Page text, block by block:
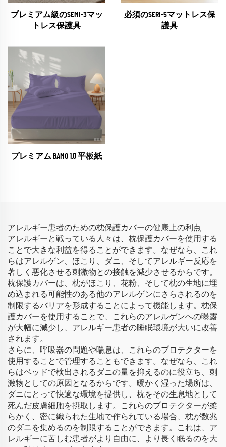
プレミアム級のSEMI-3マッ
トレス保護具
必須のSERI-5マットレス保
護具
プレミアム BAMO 1.0 平板紙
アレルギー患者のための枕保護カバーの健康上の利点
アレルギーと戦っている人々は、枕保護カバーを使用する
ことで大きな利益を得ることができます。なぜなら、これ
らはアレルゲン、ほこり、ダニ、そしてアレルギー反応を
著しく悪化させる刺激物との接触を減少させるからです。
枕保護カバーは、枕がほこり、花粉、そして枕の生地に埋
め込まれる可能性のある他のアレルゲンにさらされるのを
制限するバリアを形成することによって機能します。枕保
護カバーを使用することで、これらのアレルゲンへの曝露
が大幅に減少し、アレルギー患者の睡眠環境が大いに改善
されます。
さらに、呼吸器の問題や喘息は、これらのプロテクターを
使用することで管理することもできます。なぜなら、これ
らはベッドで検出されるダニの量を抑えるのに役立ち、刺
激物としての原因となるからです。暖かく湿った場所は、
ダニにとって快適な環境を提供し、枕をその生息地として
死んだ皮膚細胞を摂取します。これらのプロテクターが柔
らかく、密に織られた生地で作られている場合、枕が数兆
のダニを集めるのを制限することができます。これは、ア
レルギーに苦しむ患者がより自由に、より長く眠るのを大